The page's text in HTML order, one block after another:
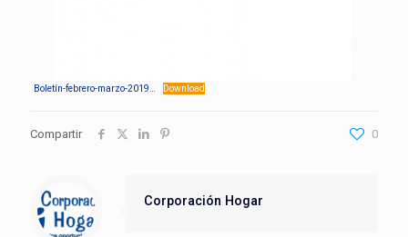
Boletín-febrero-marzo-2019… Download
Compartir 0
Corporación Hogar